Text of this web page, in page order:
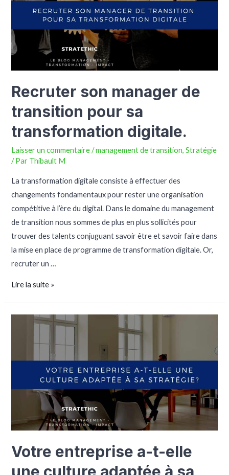
Recruter son manager de
transition pour sa
transformation digitale.
Laisser un commentaire /management de transition,Stratégie
/ Par Thibault M
La transformation digitale consiste à effectuer des
changements fondamentaux pour rester une organisation
compétitive à l’ère du digital. Dans le domaine du management
de transition nous sommes de plus en plus sollicités pour
trouver des talents conjuguant savoir être et savoir faire dans
la mise en place de programme de transformation digitale. Or,
recruter un …
Lire la suite »
Votre entreprise a-t-elle
une culture adaptée à sa